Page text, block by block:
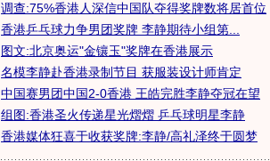
调查:75%香港人深信中国队夺得奖牌数将居首位
香港乒乓球力争男团奖牌 李静期待小组第...
图文:北京奥运"金镶玉"奖牌在香港展示
名模李静赴香港录制节目 获服装设计师肯定
中国赛男团中国2-0香港 王皓完胜李静夺冠在望
组图:香港圣火传递星光熠熠 乒乓球明星李静
香港媒体狂喜于收获奖牌:李静/高礼泽终于圆梦